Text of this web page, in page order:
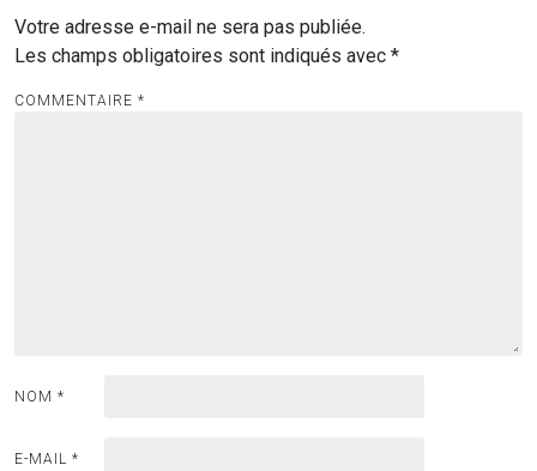
Votre adresse e-mail ne sera pas publiée.
Les champs obligatoires sont indiqués avec *
COMMENTAIRE *
NOM *
E-MAIL *